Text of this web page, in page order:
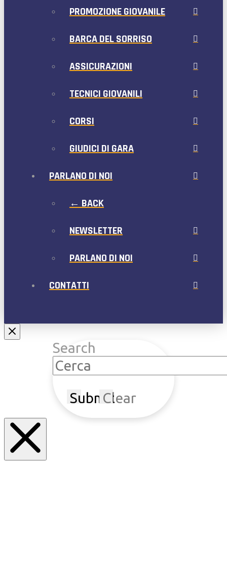
PROMOZIONE GIOVANILE
BARCA DEL SORRISO
ASSICURAZIONI
TECNICI GIOVANILI
CORSI
GIUDICI DI GARA
PARLANO DI NOI
← BACK
NEWSLETTER
PARLANO DI NOI
CONTATTI
Search
SubmitClear